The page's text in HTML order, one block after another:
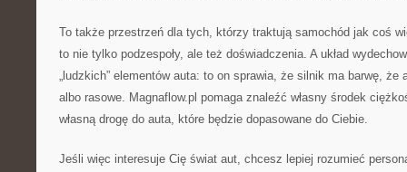
To także przestrzeń dla tych, którzy traktują samochód jak coś
to nie tylko podzespoły, ale też doświadczenia. A układ
„ludzkich” elementów auta: to on sprawia, że silnik ma barwę, że
albo rasowe. Magnaflow.pl pomaga znaleźć własny środek
własną drogę do auta, które będzie dopasowane do Ciebie.
Jeśli więc interesuje Cię świat aut, chcesz lepiej rozumieć